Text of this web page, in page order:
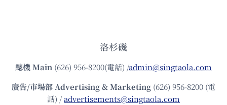
洛杉磯
總機Main (626) 956-8200(電話) /admin@singtaola.com
廣告/市場部Advertising & Marketing (626) 956-8200 (電
話) /advertisements@singtaola.com